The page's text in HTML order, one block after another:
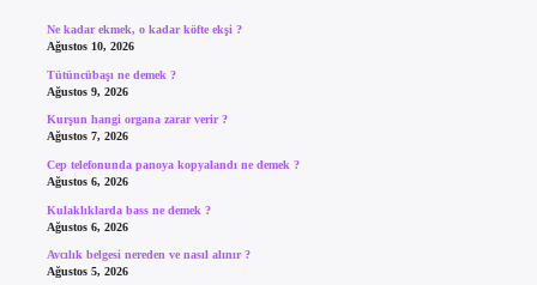
Ne kadar ekmek, o kadar köfte ekşi ?
Ağustos 10, 2026
Tütüncübaşı ne demek ?
Ağustos 9, 2026
Kurşun hangi organa zarar verir ?
Ağustos 7, 2026
Cep telefonunda panoya kopyalandı ne demek ?
Ağustos 6, 2026
Kulaklıklarda bass ne demek ?
Ağustos 6, 2026
Avcılık belgesi nereden ve nasıl alınır ?
Ağustos 5, 2026